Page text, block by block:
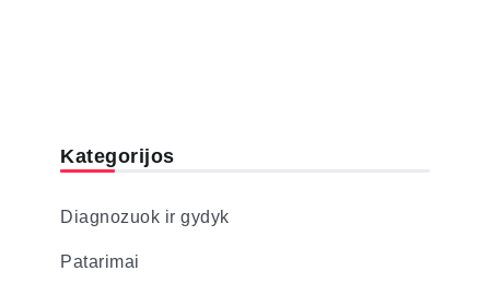
Kategorijos
Diagnozuok ir gydyk
Patarimai